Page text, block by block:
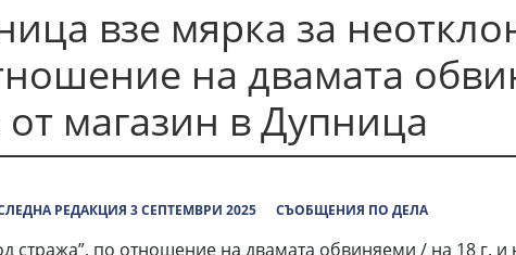
взе мярка за
на двамата
магазин в Дупница
РЕДАКЦИЯ 3 СЕПТЕМВРИ 2025 СЪОБЩЕНИЯ ПО ДЕЛА
стража”, по отношение на двамата обвиняеми / на 18 г. и